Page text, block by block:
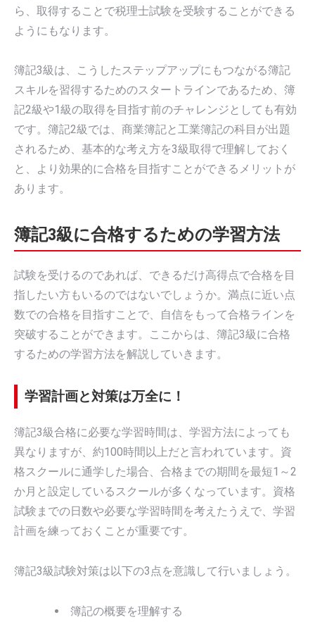
ら、取得することで税理士試験を受験することができる
ようにもなります。
簿記3級は、こうしたステップアップにもつながる簿記
スキルを習得するためのスタートラインであるため、簿
記2級や1級の取得を目指す前のチャレンジとしても有効
です。簿記2級では、商業簿記と工業簿記の科目が出題
されるため、基本的な考え方を3級取得で理解しておく
と、より効果的に合格を目指すことができるメリットが
あります。
簿記3級に合格するための学習方法
試験を受けるのであれば、できるだけ高得点で合格を目
指したい方もいるのではないでしょうか。満点に近い点
数での合格を目指すことで、自信をもって合格ラインを
突破することができます。ここからは、簿記3級に合格
するための学習方法を解説していきます。
学習計画と対策は万全に！
簿記3級合格に必要な学習時間は、学習方法によっても
異なりますが、約100時間以上だと言われています。資
格スクールに通学した場合、合格までの期間を最短1～2
か月と設定しているスクールが多くなっています。資格
試験までの日数や必要な学習時間を考えたうえで、学習
計画を練っておくことが重要です。
簿記3級試験対策は以下の3点を意識して行いましょう。
簿記の概要を理解する